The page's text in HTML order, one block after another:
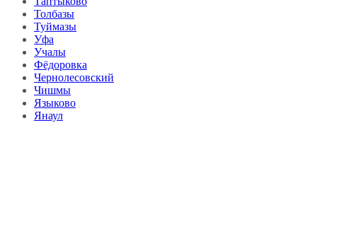
Толбазы
Туймазы
Уфа
Учалы
Фёдоровка
Чернолесовский
Чишмы
Языково
Янаул